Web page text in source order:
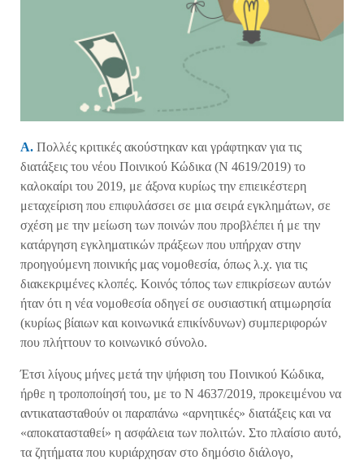
Α. Πολλές κριτικές ακούστηκαν και γράφτηκαν για τις
διατάξεις του νέου Ποινικού Κώδικα (Ν 4619/2019) το
καλοκαίρι του 2019, με άξονα κυρίως την επιεικέστερη
μεταχείριση που επιφυλάσσει σε μια σειρά εγκλημάτων, σε
σχέση με την μείωση των ποινών που προβλέπει ή με την
κατάργηση εγκληματικών πράξεων που υπήρχαν στην
προηγούμενη ποινικής μας νομοθεσία, όπως λ.χ. για τις
διακεκριμένες κλοπές. Κοινός τόπος των επικρίσεων αυτών
ήταν ότι η νέα νομοθεσία οδηγεί σε ουσιαστική ατιμωρησία
(κυρίως βίαιων και κοινωνικά επικίνδυνων) συμπεριφορών
που πλήττουν το κοινωνικό σύνολο.
Έτσι λίγους μήνες μετά την ψήφιση του Ποινικού Κώδικα,
ήρθε η τροποποίησή του, με το Ν 4637/2019, προκειμένου να
αντικατασταθούν οι παραπάνω «αρνητικές» διατάξεις και να
«αποκατασταθεί» η ασφάλεια των πολιτών. Στο πλαίσιο αυτό,
τα ζητήματα που κυριάρχησαν στο δημόσιο διάλογο,